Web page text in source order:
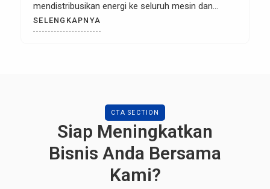
mendistribusikan energi ke seluruh mesin dan
sistem kontrol. Kesalahan dalam memilih
spesifikasi kabel bukan hanya menyebabkan
SELENGKAPNYA
CTA SECTION
Siap Meningkatkan
Bisnis Anda Bersama
Kami?